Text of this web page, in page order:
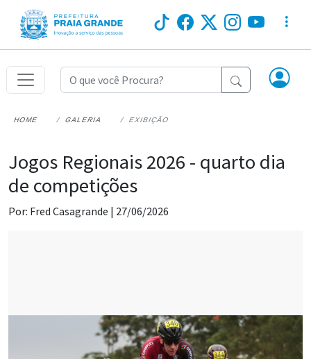
HOME GALERIA EXIBIÇÃO
Jogos Regionais 2026 - quarto dia
de competições
Por: Fred Casagrande | 27/06/2026